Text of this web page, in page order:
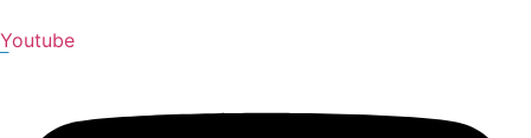
Youtube